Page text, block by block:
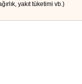
yakıt tüketimi vb.)